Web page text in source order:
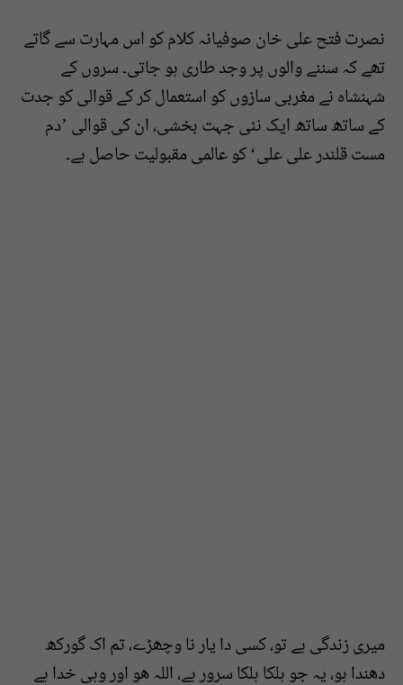
نصرت فتح علی خان صوفیانہ کلام کو اس مہارت سے گاتے
تھے کہ سننے والوں پر وجد طاری ہو جاتی۔ سروں کے
شہنشاہ نے مغربی سازوں کو استعمال کر کے قوالی کو جدت
کے ساتھ ساتھ ایک نئی جہت بخشی، ان کی قوالی ’دم
مست قلندر علی علی‘ کو عالمی مقبولیت حاصل ہے۔
میری زندگی ہے تو، کسی دا یار نا وچھڑے، تم اک گورکھ
دھندا ہو، یہ جو ہلکا ہلکا سرور ہے، اللہ ھو اور وہی خدا ہے